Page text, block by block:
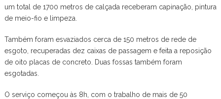
um total de 1700 metros de calçada receberam capinação, pintura
de meio-fio e limpeza.
Também foram esvaziados cerca de 150 metros de rede de
esgoto, recuperadas dez caixas de passagem e feita a reposição
de oito placas de concreto. Duas fossas também foram
esgotadas.
O serviço começou às 8h, com o trabalho de mais de 50